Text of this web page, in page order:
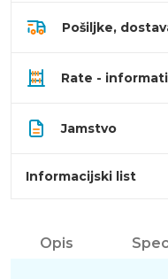
Pošiljke,
Rate -
Jamstvo
Informacijski list
Opis